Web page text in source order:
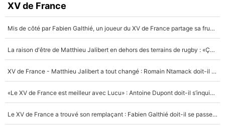
XV de France
Mis de côté par Fabien Galthié, un joueur du XV de France partage sa frustration : «ils ne me l’ont pas dit tout de suite»
La raison d'être de Matthieu Jalibert en dehors des terrains de rugby : «Ça m'atteint autant que si tu touches à un membre de ma famille»
XV de France - Matthieu Jalibert a tout changé : Romain Ntamack doit-il s’inquiéter pour sa place à un an de la Coupe du monde ?
«Le XV de France est meilleur avec Lucu» : Antoine Dupont doit-il s’inquiéter pour sa place ?
Le XV de France a trouvé son remplaçant : Fabien Galthié doit-il se passer d'Antoine Dupont ?